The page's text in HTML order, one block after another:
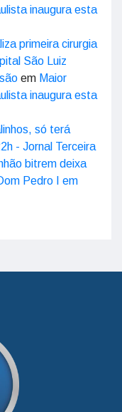
inaugura esta
primeira cirurgia
São Luiz
em Maior
inaugura esta
só terá
- Jornal Terceira
bitrem deixa
Pedro I em